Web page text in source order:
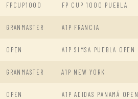
FPCUP1000 FP CUP 1000 PUEBLA
GRANMASTER A1P FRANCIA
OPEN A1P SIMSA PUEBLA OPEN
GRANMASTER A1P NEW YORK
OPEN A1P ADIDAS PANAMÁ OPEN